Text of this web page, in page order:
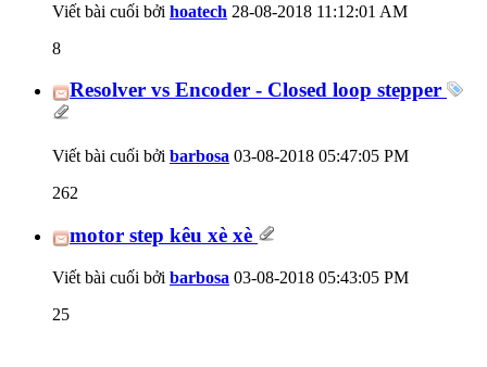
Viết bài cuối bởi hoatech 28-08-2018 11:12:01 AM
8
Resolver vs Encoder - Closed loop stepper
Viết bài cuối bởi barbosa 03-08-2018 05:47:05 PM
262
motor step kêu xè xè
Viết bài cuối bởi barbosa 03-08-2018 05:43:05 PM
25